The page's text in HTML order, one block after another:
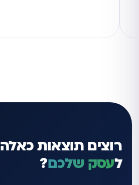
רוצים תוצאות כאלה
לעסק שלכם?